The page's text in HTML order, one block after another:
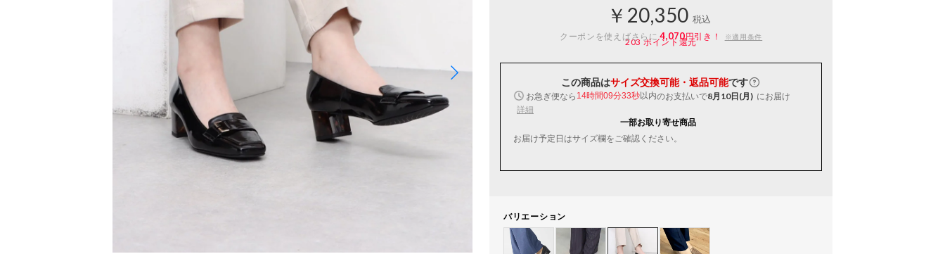
￥20,350 税込
クーポンを使えばさらに4,070円引き！ ※適用条件
203ポイント還元
この商品はサイズ交換可能・返品可能です
お急ぎ便なら 14時間09分32秒以内のお支払いで8月10日(月) にお届け
詳細
一部お取り寄せ商品
お届け予定日はサイズ欄をご確認ください。
バリエーション